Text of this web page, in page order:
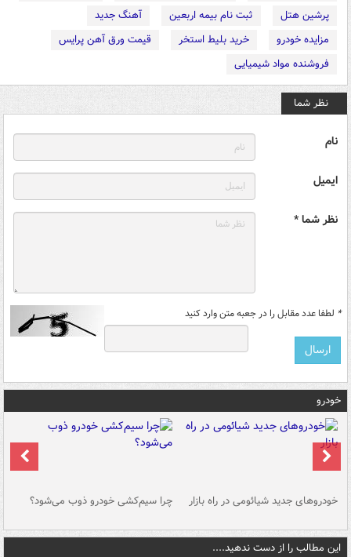
پرشین هتل
ثبت نام بیمه اربعین
آهنگ جدید
مزایده خودرو
خرید بلیط استخر
قیمت ورق آهن پرایس
فروشنده مواد شیمیایی
نظر شما
نام
ایمیل
نظر شما *
* لطفا عدد مقابل را در جعبه متن وارد کنید
خودرو
خودروهای جدید شیائومی در راه بازار چرا سیم‌کشی خودرو ذوب می‌شود؟
این مطالب را از دست ندهید....